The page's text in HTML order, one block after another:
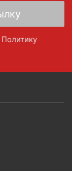
Политику